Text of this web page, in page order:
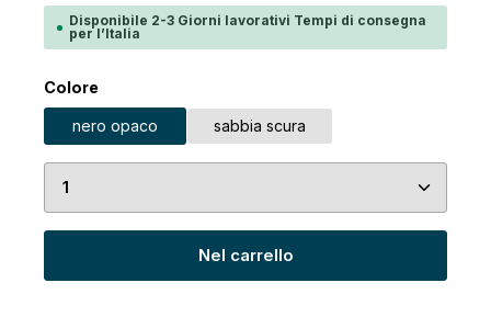
Disponibile 2-3 Giorni lavorativi Tempi di consegna
per l’Italia
Seleziona
Colore
nero opaco sabbia scura
Quantità del prodotto: inserisci la quantità
Nel carrello